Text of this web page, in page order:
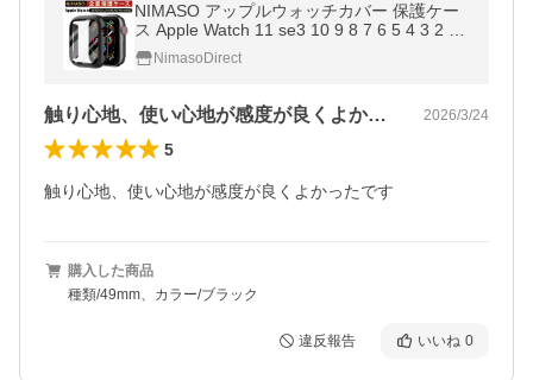
NIMASO アップルウォッチカバー 保護ケー
ス Apple Watch 11 se3 10 9 8 7 6 5 4 3 2 1
高級 49mm 46mm 45mm 41mm 44mm 42m
m 40mm 38mm強化ガラス 一体感
NimasoDirect
触り心地、使い心地が感度が良くよかった… 2026/3/24
5
触り心地、使い心地が感度が良くよかったです
購入した商品
種類/49mm、カラー/ブラック
違反報告 いいね 0